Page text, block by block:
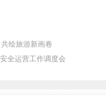
绘旅游新画卷
全运营工作调度会